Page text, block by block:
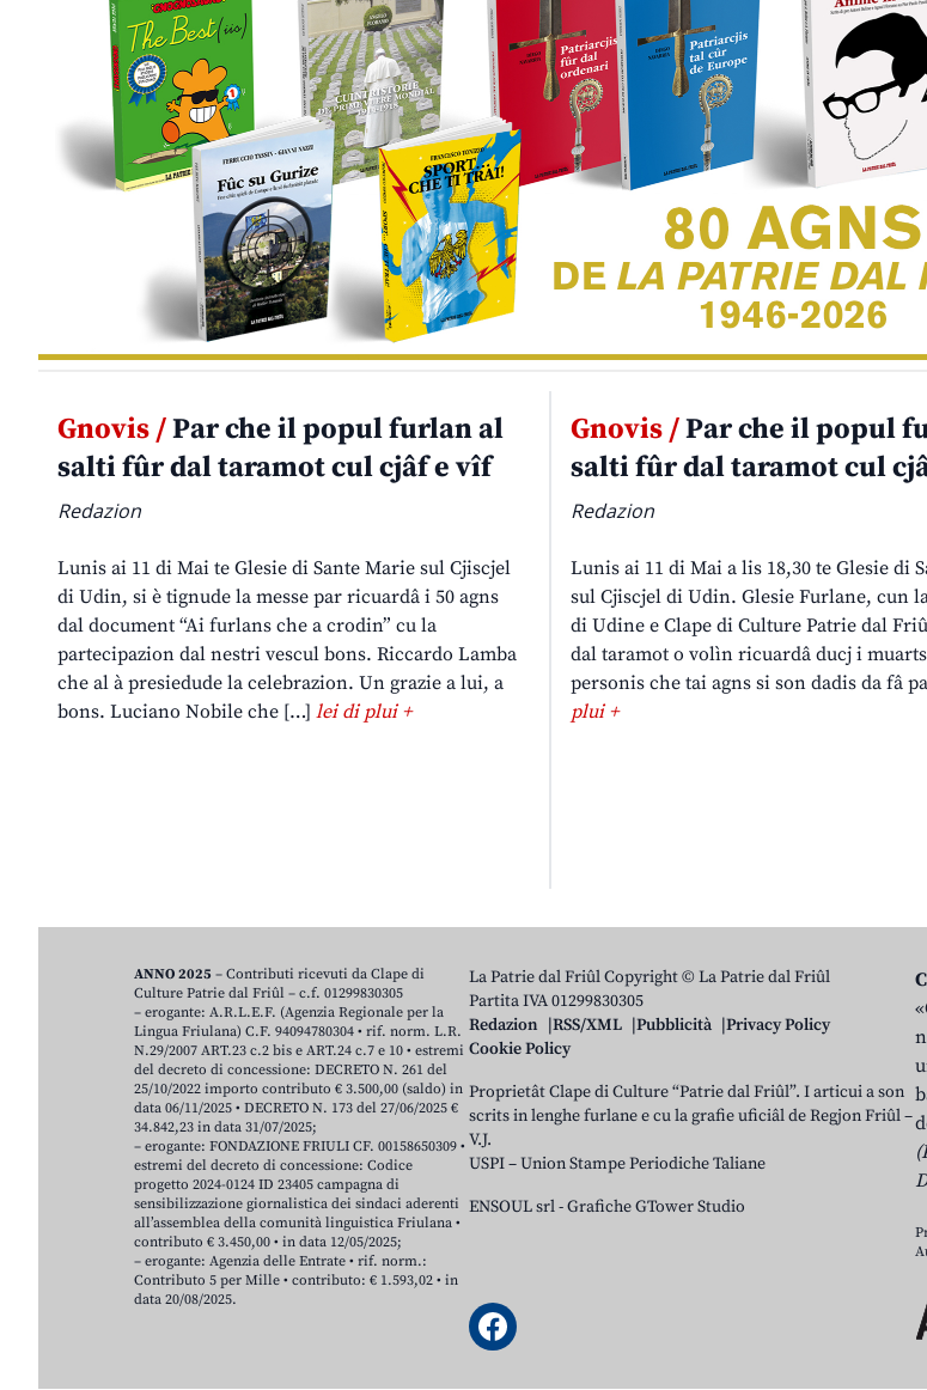
Gnovis /Par che il popul furlan al
salti fûr dal taramot cul cjâf e vîf
Redazion
Lunis ai 11 di Mai te Glesie di Sante Marie sul Cjiscjel
di Udin, si è tignude la messe par ricuardâ i 50 agns
dal document “Ai furlans che a crodin” cu la
partecipazion dal nestri vescul bons. Riccardo Lamba
che al à presiedude la celebrazion. Un grazie a lui, a
bons. Luciano Nobile che […] lei di plui +
Gnovis /Par che il popul
salti fûr dal taramot cul
Redazion
Lunis ai 11 di Mai a lis 18,30 te Glesie di
sul Cjiscjel di Udin. Glesie Furlane, cun
di Udine e Clape di Culture Patrie dal
dal taramot o volìn ricuardâ ducj i
personis che tai agns si son dadis da fâ
plui +
La Patrie dal Friûl Copyright © La Patrie dal Friûl
Partita IVA 01299830305
Redazion
RSS/XML Pubblicità
Privacy Policy
Cookie Policy
Proprietât Clape di Culture “Patrie dal Friûl”. I articui a son
scrits in lenghe furlane e cu la grafie uficiâl de Regjon Friûl –
V.J.
USPI – Union Stampe Periodiche Taliane
ENSOUL srl-Grafiche GTower Studio
ANNO 2025 – Contributi ricevuti da Clape di
Culture Patrie dal Friûl – c.f. 01299830305
– erogante: A.R.L.E.F. (Agenzia Regionale per la
Lingua Friulana) C.F. 94094780304 • rif. norm. L.R.
N.29/2007 ART.23 c.2 bis e ART.24 c.7 e 10 • estremi
del decreto di concessione: DECRETO N. 261 del
25/10/2022 importo contributo € 3.500,00 (saldo) in
data 06/11/2025 • DECRETO N. 173 del 27/06/2025 €
34.842,23 in data 31/07/2025;
– erogante: FONDAZIONE FRIULI CF. 00158650309 •
estremi del decreto di concessione: Codice
progetto 2024-0124 ID 23405 campagna di
sensibilizzazione giornalistica dei sindaci aderenti
all’assemblea della comunità linguistica Friulana •
contributo € 3.450,00 • in data 12/05/2025;
– erogante: Agenzia delle Entrate • rif. norm.:
Contributo 5 per Mille • contributo: € 1.593,02 • in
data 20/08/2025.